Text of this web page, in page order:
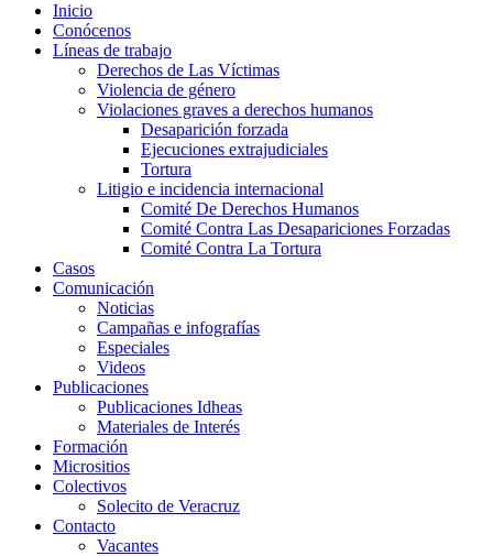
Inicio
Conócenos
Líneas de trabajo
Derechos de Las Víctimas
Violencia de género
Violaciones graves a derechos humanos
Desaparición forzada​
Ejecuciones extrajudiciales
Tortura
Litigio e incidencia internacional
Comité De Derechos Humanos​
Comité Contra Las Desapariciones Forzadas
Comité Contra La Tortura​
Casos
Comunicación
Noticias
Campañas e infografías
Especiales
Videos
Publicaciones
Publicaciones Idheas
Materiales de Interés
Formación
Micrositios
Colectivos
Solecito de Veracruz
Contacto
Vacantes